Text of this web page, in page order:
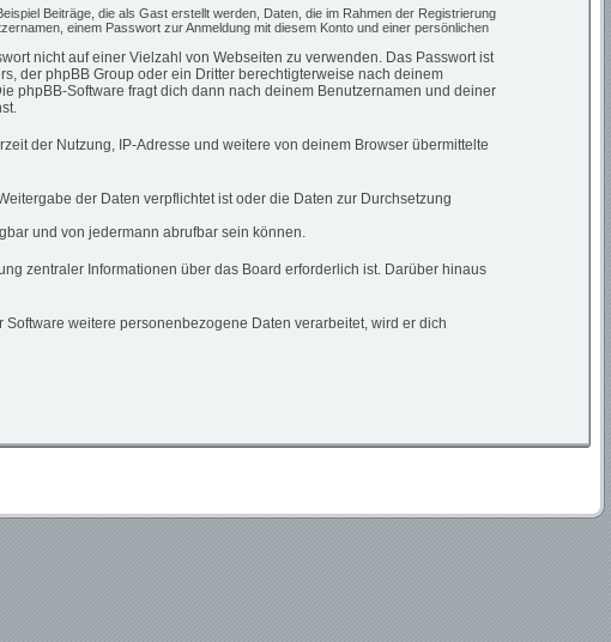
Beiträge, die als Gast erstellt werden, Daten, die im Rahmen der Registrierung
einem Passwort zur Anmeldung mit diesem Konto und einer persönlichen
nicht auf einer Vielzahl von Webseiten zu verwenden. Das Passwort ist
der phpBB Group oder ein Dritter berechtigterweise nach deinem
phpBB-Software fragt dich dann nach deinem Benutzernamen und deiner
der Nutzung, IP-Adresse und weitere von deinem Browser übermittelte
der Daten verpflichtet ist oder die Daten zur Durchsetzung
und von jedermann abrufbar sein können.
zentraler Informationen über das Board erforderlich ist. Darüber hinaus
weitere personenbezogene Daten verarbeitet, wird er dich